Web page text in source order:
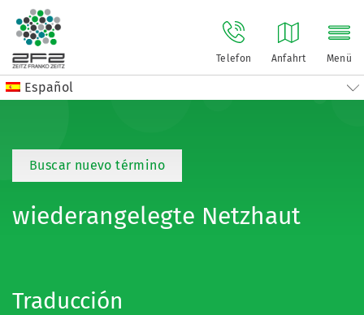
Menü
Telefon Anfahrt
Español
Buscar nuevo término
wiederangelegte Netzhaut
Traducción